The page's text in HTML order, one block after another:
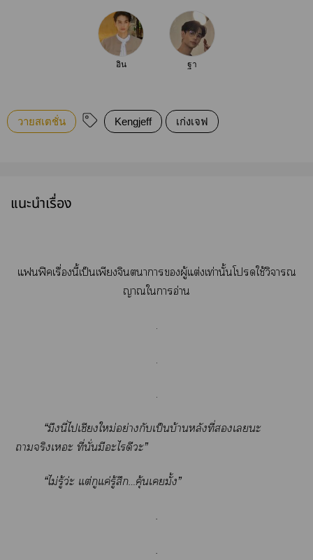
อิน ฐา
วายสเตชั่น Kengjeff เก่งเจฟ
แนะนำเรื่อง
แฟิคเรื่องนี้เป็นเพียงจินตนาการผู้แต่งเท่านั้นโใช้วิจารณ
ญาณใาอ่าน
.
.
.
“มึงนี่ไเชียงใหม่อย่างกับเป็นบ้านหลังที่เะ
าจริงเะ ที่นั่นมีะไดีะ”
“ไม่รู้ว่ะ แต่กูแค่รู้สึก…คุ้นเมั้ง”
.
.